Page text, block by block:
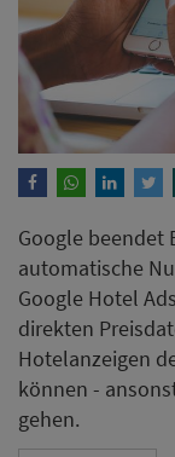
Google beendet
automatische
Google Hotel
direkten
Hotelanzeigen
können -
gehen.